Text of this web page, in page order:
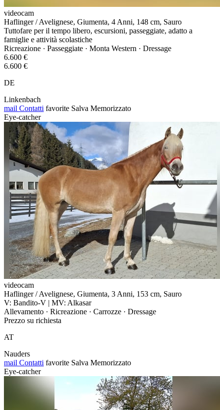
videocam
Haflinger / Avelignese, Giumenta, 4 Anni, 148 cm, Sauro
Tuttofare per il tempo libero, escursioni, passeggiate, adatto a
famiglie e attività scolastiche
Ricreazione · Passeggiate · Monta Western · Dressage
6.600 €
6.600 €
DE
Linkenbach
mail Contatti favorite Salva Memorizzato
Eye-catcher
videocam
Haflinger / Avelignese, Giumenta, 3 Anni, 153 cm, Sauro
V: Bandito-V | MV: Alkasar
Allevamento · Ricreazione · Carrozze · Dressage
Prezzo su richiesta
AT
Nauders
mail Contatti favorite Salva Memorizzato
Eye-catcher